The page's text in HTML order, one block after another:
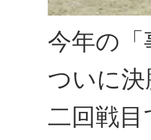
今年の
ついに
二回戦